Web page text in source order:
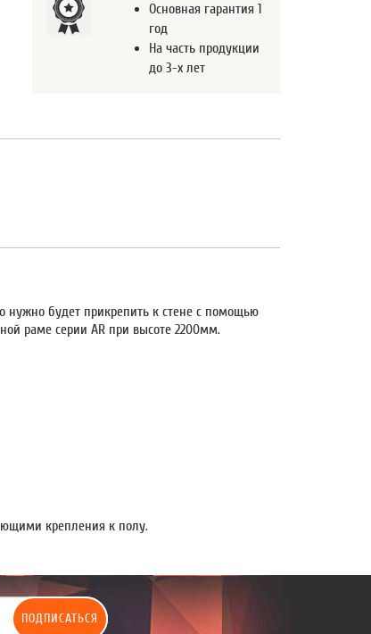
Основная гарантия 1
год
На часть продукции
до 3-х лет
нужно будет прикрепить к стене с помощью
раме серии AR при высоте 2200мм.
крепления к полу.
ПОДПИСАТЬСЯ